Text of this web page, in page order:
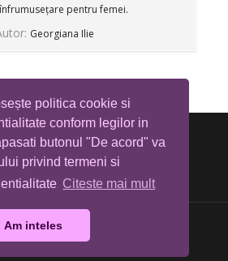
politica cookie si
conform legilor in
butonul "De acord" va
privind termeni si
Citeste mai mult
Am inteles
pentru femei.
Georgiana Ilie
Mare © All rights reserved